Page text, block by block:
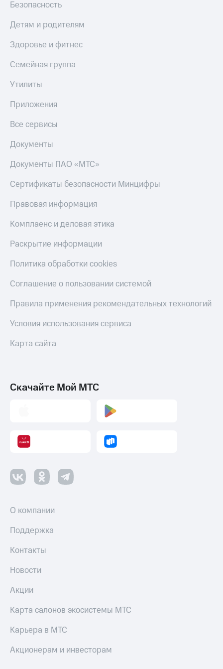
Безопасность
Детям и родителям
Здоровье и фитнес
Семейная группа
Утилиты
Приложения
Все сервисы
Документы
Документы ПАО «МТС»
Сертификаты безопасности Минцифры
Правовая информация
Комплаенс и деловая этика
Раскрытие информации
Политика обработки cookies
Соглашение о пользовании системой
Правила применения рекомендательных технологий
Условия использования сервиса
Карта сайта
Скачайте Мой МТС
О компании
Поддержка
Контакты
Новости
Акции
Карта салонов экосистемы МТС
Карьера в МТС
Акционерам и инвесторам